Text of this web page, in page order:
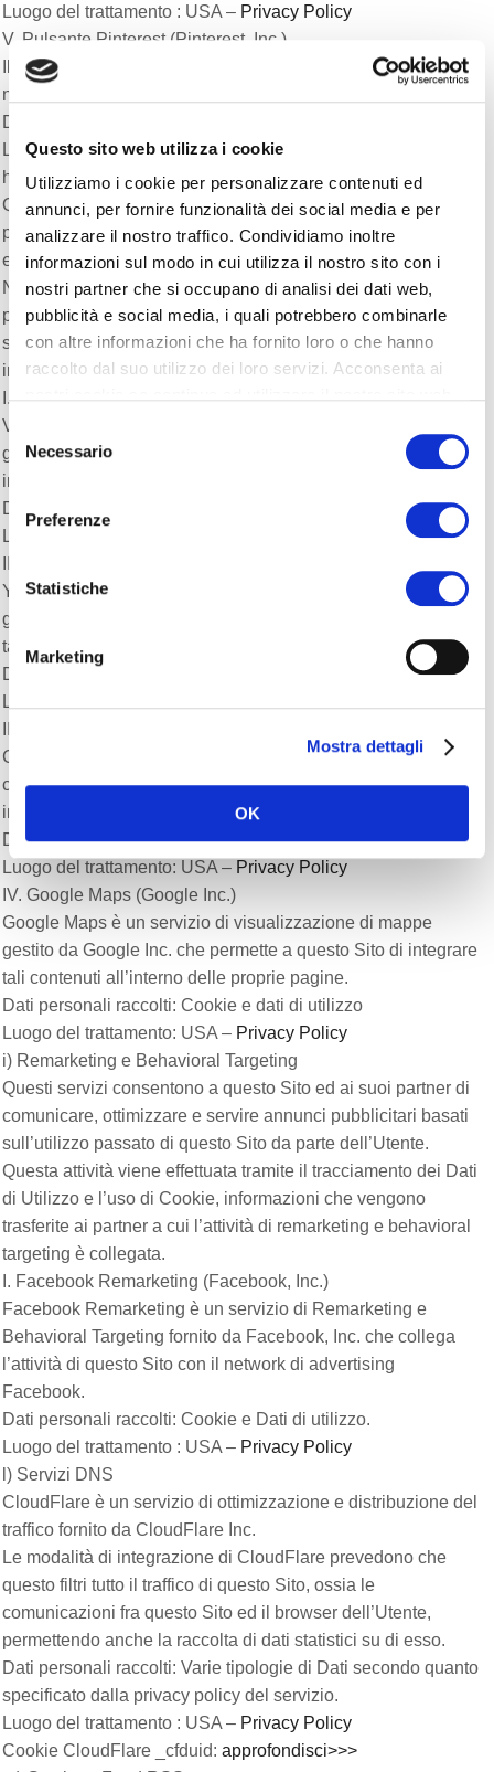
Questo sito web utilizza i cookie
Utilizziamo i cookie per personalizzare contenuti ed
annunci, per fornire funzionalità dei social media e per
analizzare il nostro traffico. Condividiamo inoltre
informazioni sul modo in cui utilizza il nostro sito con i
nostri partner che si occupano di analisi dei dati web,
pubblicità e social media, i quali potrebbero combinarle
con altre informazioni che ha fornito loro o che hanno
raccolto dal suo utilizzo dei loro servizi. Acconsenta ai
Selezione
del
consenso
Necessario
Preferenze
Statistiche
Marketing
Mostra dettagli
OK
Luogo del trattamento : USA – Privacy Policy
V. Pulsante Pinterest (Pinterest, Inc.)
Il pulsante Pinterest sono servizi di interazione con il social
network Pinterest, forniti da Pinterest, Inc.
Dati personali raccolti: Cookie e Dati di utilizzo.
Luogo del trattamento : USA –Privacy Policy
h) Contenuti su piattaforme esterne
Questi servizi permettono di visualizzare contenuti ospitati su
piattaforme esterne direttamente dalle pagine di questo Sito
e di interagire con essi.
Nel caso in cui sia installato un servizio di questo tipo, è
possibile che, anche nel caso gli Utenti non utilizzino il
servizio, lo stesso raccolga dati di traffico relativi alle pagine
in cui è installato.
I. Video Vimeo (Vimeo, LLC)
Vimeo è un servizio di visualizzazione di contenuti video
gestito da Vimeo, LLC che permette a questa Applicazione di
integrare tali contenuti all’interno delle proprie pagine.
Dati personali raccolti: Cookie e Dati di utilizzo.
Luogo del trattamento: USA –
Youtube è un servizio di visualizzazione di contenuti video
gestito da Google Inc. che permette a questo Sito di integrare
tali contenuti all’interno delle proprie pagine.
Dati personali raccolti: Cookie e Dati di utilizzo.
Luogo del trattamento : USA –
Google Fonts è un servizio di visualizzazione di stili di
carattere gestito da Google Inc. che permette a questo Sito di
integrare tali contenuti all’interno delle proprie pagine.
Dati personali raccolti: Cookie e dati di utilizzo
Luogo del trattamento: USA – Privacy Policy
IV. Google Maps (Google Inc.)
Google Maps è un servizio di visualizzazione di mappe
gestito da Google Inc. che permette a questo Sito di integrare
tali contenuti all’interno delle proprie pagine.
Dati personali raccolti: Cookie e dati di utilizzo
Luogo del trattamento: USA – Privacy Policy
i) Remarketing e Behavioral Targeting
Questi servizi consentono a questo Sito ed ai suoi partner di
comunicare, ottimizzare e servire annunci pubblicitari basati
sull’utilizzo passato di questo Sito da parte dell’Utente.
Questa attività viene effettuata tramite il tracciamento dei Dati
di Utilizzo e l’uso di Cookie, informazioni che vengono
trasferite ai partner a cui l’attività di remarketing e behavioral
targeting è collegata.
I. Facebook Remarketing (Facebook, Inc.)
Facebook Remarketing è un servizio di Remarketing e
Behavioral Targeting fornito da Facebook, Inc. che collega
l’attività di questo Sito con il network di advertising
Facebook.
Dati personali raccolti: Cookie e Dati di utilizzo.
Luogo del trattamento : USA – Privacy Policy
l) Servizi DNS
CloudFlare è un servizio di ottimizzazione e distribuzione del
traffico fornito da CloudFlare Inc.
Le modalità di integrazione di CloudFlare prevedono che
questo filtri tutto il traffico di questo Sito, ossia le
comunicazioni fra questo Sito ed il browser dell’Utente,
permettendo anche la raccolta di dati statistici su di esso.
Dati personali raccolti: Varie tipologie di Dati secondo quanto
specificato dalla privacy policy del servizio.
Luogo del trattamento : USA – Privacy Policy
Cookie CloudFlare _cfduid:approfondisci>>>